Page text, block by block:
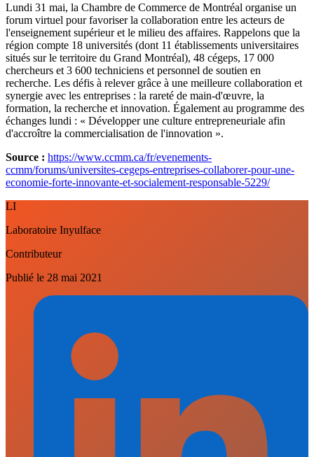
Lundi 31 mai, la Chambre de Commerce de Montréal organise un
forum virtuel pour favoriser la collaboration entre les acteurs de
l'enseignement supérieur et le milieu des affaires. Rappelons que la
région compte 18 universités (dont 11 établissements universitaires
situés sur le territoire du Grand Montréal), 48 cégeps, 17 000
chercheurs et 3 600 techniciens et personnel de soutien en
recherche. Les défis à relever grâce à une meilleure collaboration et
synergie avec les entreprises : la rareté de main-d'œuvre, la
formation, la recherche et innovation. Également au programme des
échanges lundi : « Développer une culture entrepreneuriale afin
d'accroître la commercialisation de l'innovation ».
Source : https://www.ccmm.ca/fr/evenements-
ccmm/forums/universites-cegeps-entreprises-collaborer-pour-une-
economie-forte-innovante-et-socialement-responsable-5229/
LI
Laboratoire Inyulface
Contributeur
Publié le 28 mai 2021